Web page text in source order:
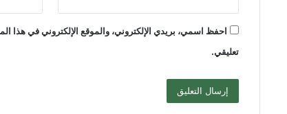
احفظ اسمي، بريدي الإلكتروني، والموقع الإلكتروني في هذا
تعليقي.